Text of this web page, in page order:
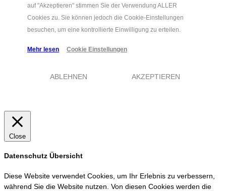
auf "Akzeptieren" stimmen Sie der Verwendung ALLER
Cookies zu. Sie können jedoch die Cookie-Einstellungen
besuchen, um eine kontrollierte Einwilligung zu erteilen.
Mehr lesen Cookie Einstellungen
ABLEHNEN AKZEPTIEREN
Close
Datenschutz Übersicht
Diese Website verwendet Cookies, um Ihr Erlebnis zu verbessern,
während Sie die Website nutzen. Von diesen Cookies werden die